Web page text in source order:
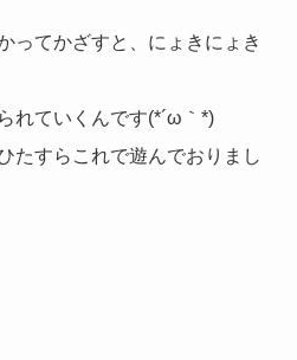
ってかざすと、にょきにょき
れていくんです(*´ω｀*)
たすらこれで遊んでおりまし